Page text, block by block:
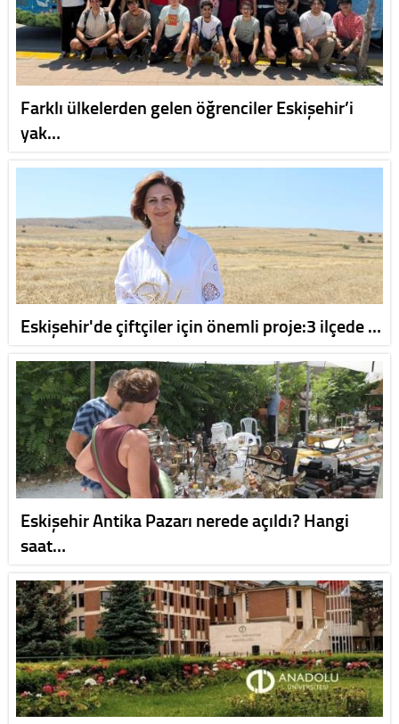
Farklı ülkelerden gelen öğrenciler Eskişehir’i
yak…
Eskişehir'de çiftçiler için önemli proje:3 ilçede …
Eskişehir Antika Pazarı nerede açıldı? Hangi
saat…